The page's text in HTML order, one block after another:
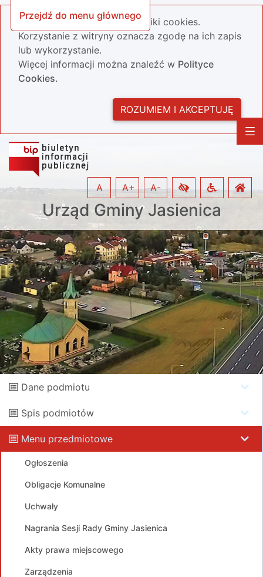
Przejdź do menu głównego
Nasza strona wykorzystuje pliki cookies.
Korzystanie z witryny oznacza zgodę na ich zapis
lub wykorzystanie.
Więcej informacji można znaleźć w Polityce
Cookies.
ROZUMIEM I AKCEPTUJĘ
Urząd Gminy Jasienica
A A+ A-
Dane podmiotu
Spis podmiotów
Menu przedmiotowe
Ogłoszenia
Obligacje Komunalne
Uchwały
Nagrania Sesji Rady Gminy Jasienica
Akty prawa miejscowego
Zarządzenia